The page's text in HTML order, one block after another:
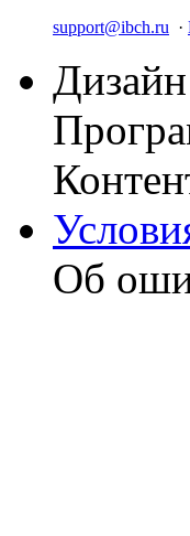
support@ibch.ru ·
Об